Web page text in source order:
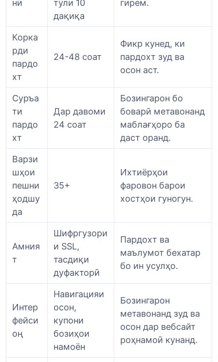
нӣ
тӯли 10
дақиқа
гирем.
Корка
рди
пардо
хт
24-48 соат
Фикр кунед, ки
пардохт зуд ва
осон аст.
Суръа
ти
пардо
хт
Дар давоми
24 соат
Бозингарон бо
боварӣ метавонанд
маблағҳоро ба
даст оранд.
Варзи
шҳои
пешни
ҳодшу
да
35+
Ихтиёрҳои
фаровон барои
хостҳои гуногун.
Амния
т
Шифргузори
и SSL,
тасдиқи
дуфакторӣ
Пардохт ва
маълумот бехатар
бо ин усулҳо.
Интер
фейси
оң
Навигацияи
осон,
купони
бозиҳои
намоён
Бозингарон
метавонанд зуд ва
осон дар вебсайт
роҳнамоӣ кунанд.